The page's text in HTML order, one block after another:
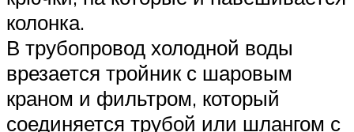
колонка.
В трубопровод холодной воды
врезается тройник с шаровым
краном и фильтром, который
соединяется трубой или шлангом с